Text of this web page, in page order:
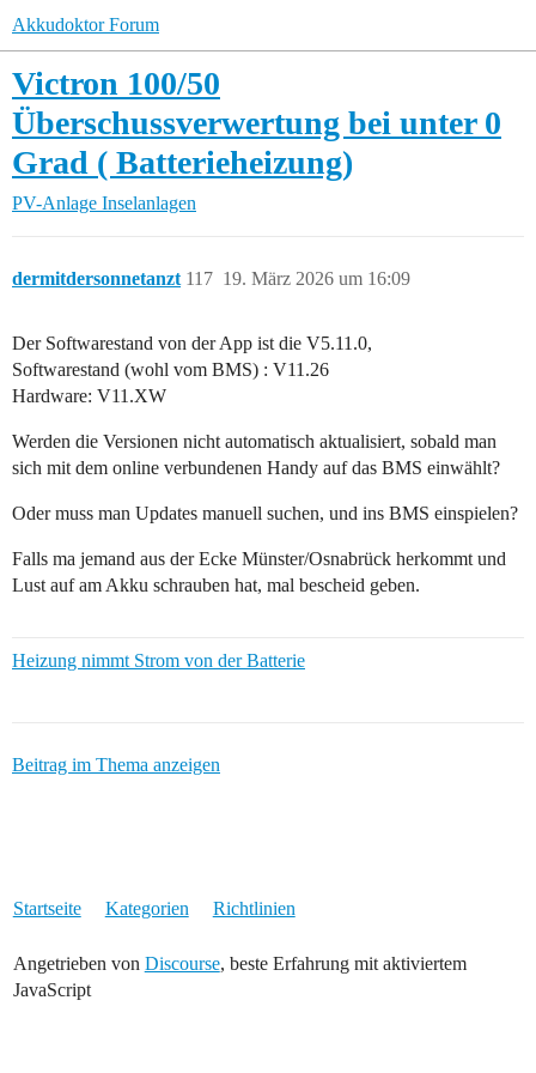
Akkudoktor Forum
Victron 100/50
Überschussverwertung bei unter 0
Grad ( Batterieheizung)
PV-Anlage Inselanlagen
dermitdersonnetanzt 19. März 2026 um 16:09
117
Der Softwarestand von der App ist die V5.11.0,
Softwarestand (wohl vom BMS) : V11.26
Hardware: V11.XW
Werden die Versionen nicht automatisch aktualisiert, sobald man
sich mit dem online verbundenen Handy auf das BMS einwählt?
Oder muss man Updates manuell suchen, und ins BMS einspielen?
Falls ma jemand aus der Ecke Münster/Osnabrück herkommt und
Lust auf am Akku schrauben hat, mal bescheid geben.
Heizung nimmt Strom von der Batterie
Beitrag im Thema anzeigen
Startseite Kategorien Richtlinien
Angetrieben von Discourse, beste Erfahrung mit aktiviertem
JavaScript